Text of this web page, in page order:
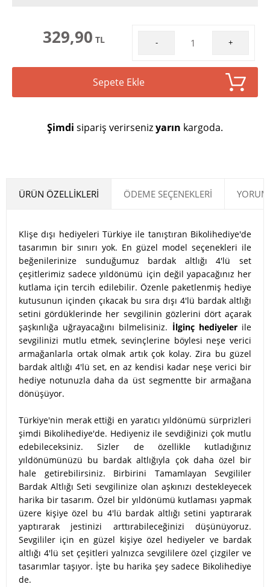
329,90 TL - +
Sepete Ekle
Şimdi sipariş verirsenizyarın kargoda.
ÜRÜN ÖZELLIKLERI ÖDEME SEÇENEKLERI
Klişe dışı hediyeleri Türkiye ile tanıştıran Bikolihediye'de
tasarımın bir sınırı yok. En güzel model seçenekleri ile
beğenilerinize sunduğumuz bardak altlığı 4'lü set
çeşitlerimiz sadece yıldönümü için değil yapacağınız her
kutlama için tercih edilebilir. Özenle paketlenmiş hediye
kutusunun içinden çıkacak bu sıra dışı 4'lü bardak altlığı
setini gördüklerinde her sevgilinin gözlerini dört açarak
şaşkınlığa uğrayacağını bilmelisiniz. İlginç hediyelerile
sevgilinizi mutlu etmek, sevinçlerine böylesi neşe verici
armağanlarla ortak olmak artık çok kolay. Zira bu güzel
bardak altlığı 4'lü set, en az kendisi kadar neşe verici bir
hediye notunuzla daha da üst segmentte bir armağana
dönüşüyor.
Türkiye'nin merak ettiği en yaratıcı yıldönümü sürprizleri
şimdi Bikolihediye'de. Hediyeniz ile sevdiğinizi çok mutlu
edebileceksiniz. Sizler de özellikle kutladığınız
yıldönümünüzü bu bardak altlığıyla çok daha özel bir
hale getirebilirsiniz. Birbirini Tamamlayan Sevgililer
Bardak Altlığı Seti sevgilinize olan aşkınızı destekleyecek
harika bir tasarım. Özel bir yıldönümü kutlaması yapmak
üzere kişiye özel bu 4'lü bardak altlığı setini yaptırarak
yaptırarak jestinizi arttırabileceğinizi düşünüyoruz.
Sevgililer için en güzel kişiye özel hediyeler ve bardak
altlığı 4'lü set çeşitleri yalnızca sevgililere özel çizgiler ve
tasarımlar taşıyor. İşte bu harika şey sadece Bikolihediye
de.